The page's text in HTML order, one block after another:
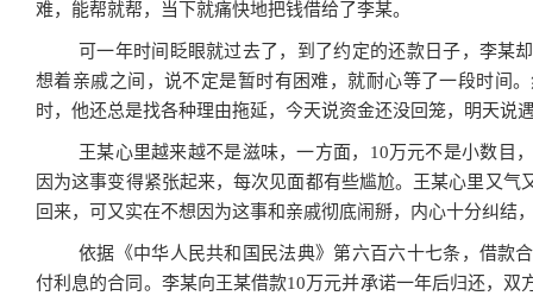
难，能帮就帮，当下就痛快地把钱借给了李某。
可一年时间眨眼就过去了，到了约定的还款日子，李某
想着亲戚之间，说不定是暂时有困难，就耐心等了一段时间
时，他还总是找各种理由拖延，今天说资金还没回笼，明天说
王某心里越来越不是滋味，一方面，10万元不是小数目
因为这事变得紧张起来，每次见面都有些尴尬。王某心里又
回来，可又实在不想因为这事和亲戚彻底闹掰，内心十分纠结
依据《中华人民共和国民法典》第六百六十七条，借款
付利息的合同。李某向王某借款10万元并承诺一年后归还，